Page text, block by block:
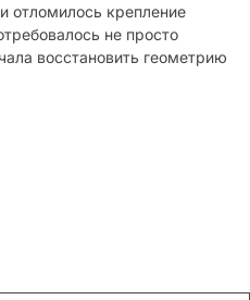
отломилось крепление
не просто
восстановить геометрию